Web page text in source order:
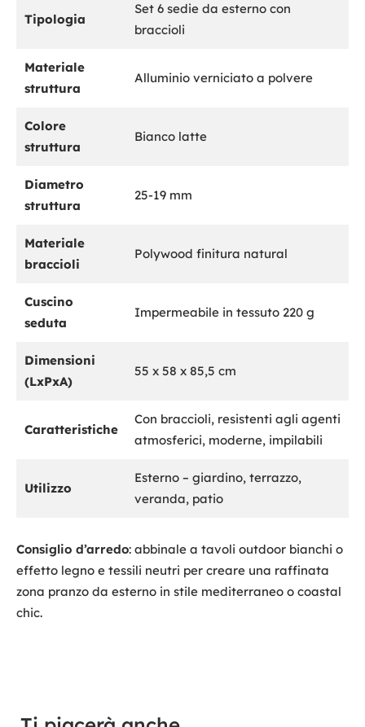
Tipologia
Set 6 sedie da esterno con
braccioli
Materiale
struttura
Alluminio verniciato a polvere
Colore
struttura
Bianco latte
Diametro
struttura
25-19 mm
Materiale
braccioli
Polywood finitura natural
Cuscino
seduta
Impermeabile in tessuto 220 g
Dimensioni
(LxPxA)
55 x 58 x 85,5 cm
Caratteristiche
Con braccioli, resistenti agli agenti
atmosferici, moderne, impilabili
Utilizzo
Esterno – giardino, terrazzo,
veranda, patio
Consiglio d’arredo: abbinale a tavoli outdoor bianchi o
effetto legno e tessili neutri per creare una raffinata
zona pranzo da esterno in stile mediterraneo o coastal
chic.